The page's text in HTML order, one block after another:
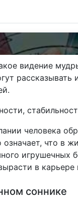
видение
человека
означает, что
в карьере
соннике